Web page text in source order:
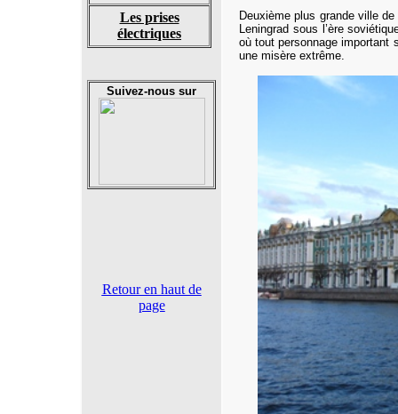
Les prises
électriques
Suivez-nous sur
Retour en haut de
page
Deuxième plus grande ville
Leningrad sous l’ère
où tout personnage important
une misère extrême.